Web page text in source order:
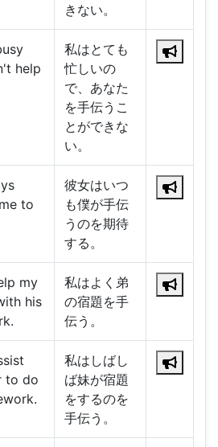
きない。
help
私はとても
忙しいの
で、あなた
を手伝うこ
とができな
い。
to
彼女はいつ
も僕が手伝
うのを期待
する。
my
his
私はよく弟
の宿題を手
伝う。
to do
私はしばし
ば妹が宿題
をするのを
手伝う。